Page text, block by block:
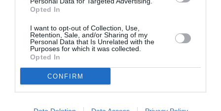
Opted In
I want to opt-out of Collection, Use,
Retention, Sale, and/or Sharing of my
Personal Data that Is Unrelated with the
Purposes for which it was collected.
Opted In
CONFIRM
Είσοδος ελεύθερη
Ακολουθήστε το Culturenow.gr στοGoogle News
μάθετε πρώτοι όλες τις ειδήσεις
Δείτε όλα τατελευταία νέα
Πολιτισμό στοCulturenow.gr
Νέοι Διαγωνισμοί❯